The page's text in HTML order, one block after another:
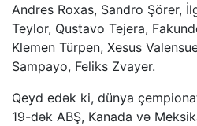
Andres Roxas, Sandro Şörer,
Teylor, Qustavo Tejera,
Klemen Türpen, Xesus
Sampayo, Feliks Zvayer.
Qeyd edək ki, dünya
19-dək ABŞ, Kanada və